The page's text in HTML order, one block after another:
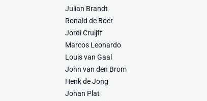
Julian Brandt
Ronald de Boer
Jordi Cruijff
Marcos Leonardo
Louis van Gaal
John van den Brom
Henk de Jong
Johan Plat